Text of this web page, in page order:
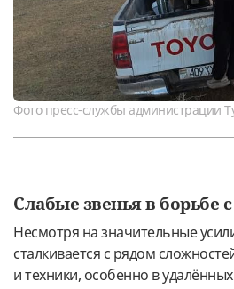
Фото пресс-службы администрации
Слабые звенья в борьбе
Несмотря на значительные
сталкивается с рядом
и техники, особенно в